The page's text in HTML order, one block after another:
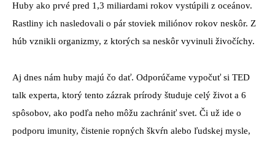
Huby ako prvé pred 1,3 miliardami rokov vystúpili z oceánov.
Rastliny ich nasledovali o pár stoviek miliónov rokov neskôr. Z
húb vznikli organizmy, z ktorých sa neskôr vyvinuli živočíchy.
Aj dnes nám huby majú čo dať. Odporúčame vypočuť si TED
talk experta, ktorý tento zázrak prírody študuje celý život a 6
spôsobov, ako podľa neho môžu zachrániť svet. Či už ide o
podporu imunity, čistenie ropných škvŕn alebo ľudskej mysle,